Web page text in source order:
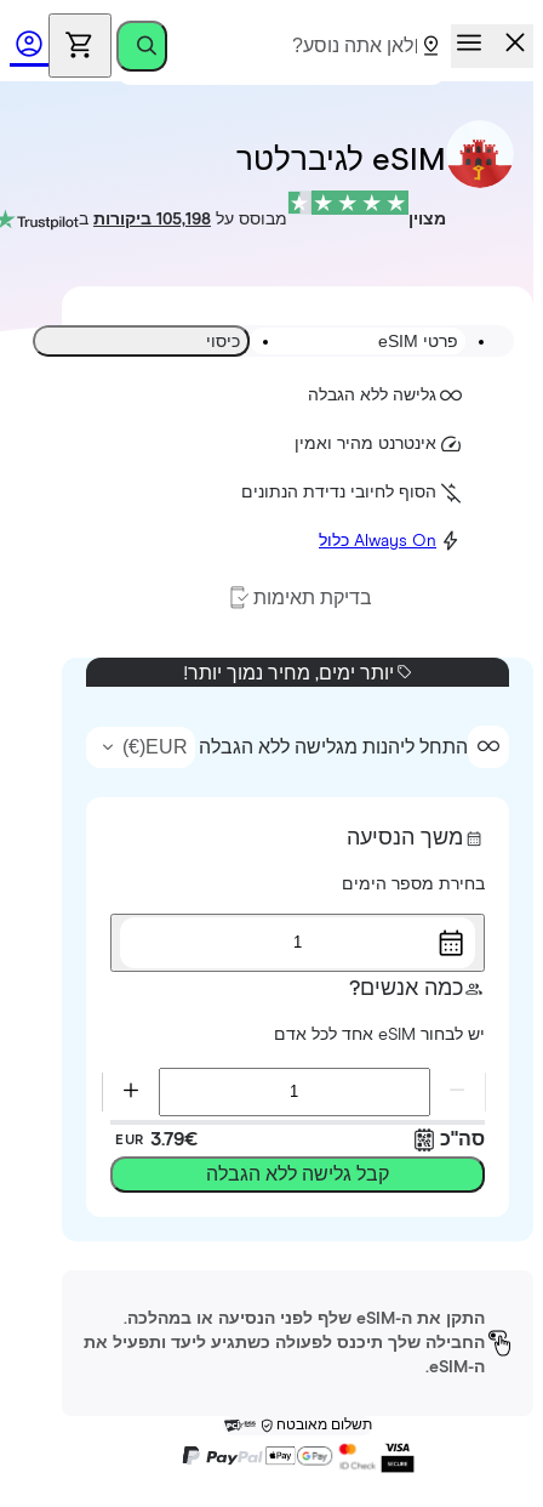
eSIM לגיברלטר
מבוסס על105,198 ביקורות ב
פרטי eSIM כיסוי
גלישה ללא הגבלה
אינטרנט מהיר ואמין
הסוף לחיובי נדידת הנתונים
Always On כלול
בדיקת תאימות
יותר ימים, מחיר נמוך יותר!
התחל ליהנות מגלישה ללא הגבלה EUR
€
)
משך הנסיעה
בחירת מספר הימים
כמה אנשים?
יש לבחור eSIM אחד לכל אדם
EUR
קבל גלישה ללא הגבלה
התקן את ה-eSIM שלף לפני הנסיעה או במהלכה.
החבילה שלך תיכנס לפעולה כשתגיע ליעד ותפעיל את
תשלום מאובטח